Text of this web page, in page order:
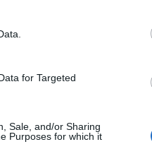
for Targeted
Sale, and/or Sharing
Purposes for which it
Binzers senaste soloskiva.
kommer att bli årets